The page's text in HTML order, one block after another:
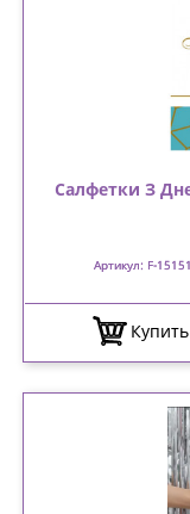
Салфетки З
Артикул: F-
Купить